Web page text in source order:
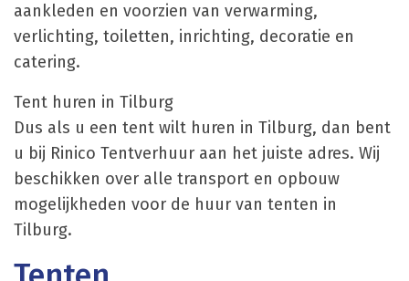
aankleden en voorzien van verwarming,
verlichting, toiletten, inrichting, decoratie en
catering.
Tent huren in Tilburg
Dus als u een tent wilt huren in Tilburg, dan bent
u bij Rinico Tentverhuur aan het juiste adres. Wij
beschikken over alle transport en opbouw
mogelijkheden voor de huur van tenten in
Tilburg.